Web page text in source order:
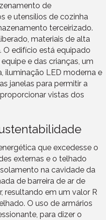
de
e utensílios de cozinha
terceirizado.
materiais de alta
O edifício está equipado
e das crianças, um
iluminação LED moderna e
janelas para permitir a
vistas dos
que excedesse o
externas e o telhado
na cavidade da
de barreira de ar de
resultando em um valor R
O uso de armários
para dizer o